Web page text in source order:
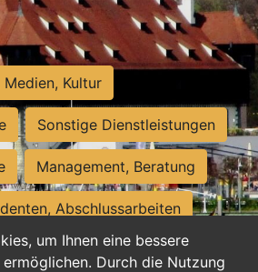
um Ihnen eine bessere
Durch die Nutzung
Medien, Kultur
Sonstige Dienstleistungen
Management, Beratung
Abschlussarbeiten
Assistenz, Sekretariat